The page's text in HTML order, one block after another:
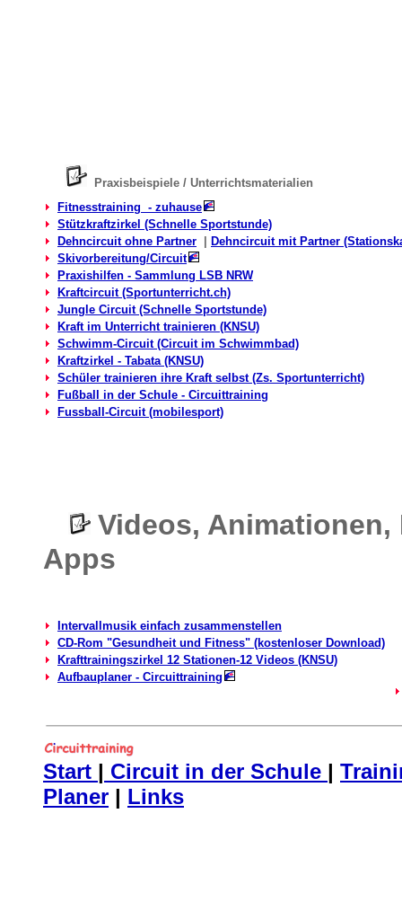
Praxisbeispiele / Unterrichtsmaterialien
Fitnesstraining - zuhause
Stützkraftzirkel (Schnelle Sportstunde)
Dehncircuit ohne Partner
Dehncircuit mit Partner
Skivorbereitung/Circuit
Praxishilfen - Sammlung LSB NRW
Kraftcircuit (Sportunterricht.ch)
Jungle Circuit (Schnelle Sportstunde)
Kraft im Unterricht trainieren (KNSU)
Schwimm-Circuit (Circuit im Schwimmbad)
Kraftzirkel - Tabata (KNSU)
Schüler trainieren ihre Kraft selbst (Zs. Sportunterricht)
Fußball in der Schule - Circuittraining
Fussball-Circuit (mobilesport)
Videos, Animationen,
Apps
Intervallmusik einfach zusammenstellen
CD-Rom "Gesundheit und Fitness" (kostenloser Download)
Krafttrainingszirkel 12 Stationen-12 Videos (KNSU)
Aufbauplaner - Circuittraining
Start | Circuit in der Schule |
Planer | Links